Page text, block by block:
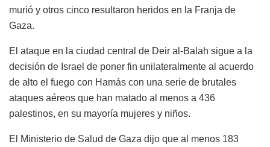
murió y otros cinco resultaron heridos en la Franja de
Gaza.
El ataque en la ciudad central de Deir al-Balah sigue a la
decisión de Israel de poner fin unilateralmente al acuerdo
de alto el fuego con Hamás con una serie de brutales
ataques aéreos que han matado al menos a 436
palestinos, en su mayoría mujeres y niños.
El Ministerio de Salud de Gaza dijo que al menos 183